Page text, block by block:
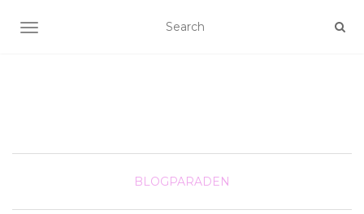
SCHALTE NAVIGATION
BLOGPARADEN